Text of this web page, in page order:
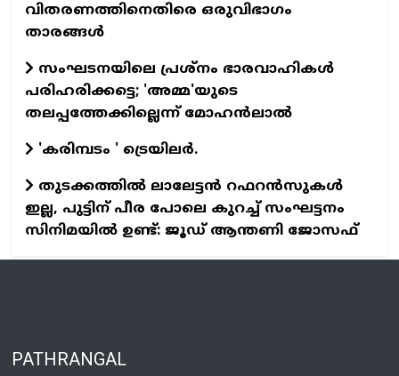
വിതരണത്തിനെതിരെ ഒരുവിഭാഗം
താരങ്ങള്‍
സംഘടനയിലെ പ്രശ്നം ഭാരവാഹികൾ
പരിഹരിക്കട്ടെ; 'അമ്മ'യുടെ
തലപ്പത്തേക്കില്ലെന്ന് മോഹൻലാൽ
'കരിമ്പടം ' ട്രെയിലര്‍.
തുടക്കത്തില്‍ ലാലേട്ടന്‍ റഫറന്‍സുകള്‍
ഇല്ല, പുട്ടിന് പീര പോലെ കുറച്ച് സംഘട്ടനം
സിനിമയില്‍ ഉണ്ട്: ജൂഡ് ആന്തണി ജോസഫ്
PATHRANGAL